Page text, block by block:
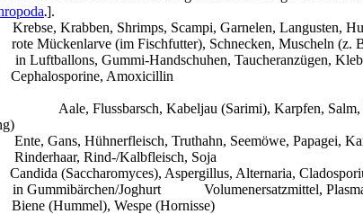
.].
Krebse, Krabben, Shrimps, Scampi, Garnelen, Langusten,
rote Mückenlarve (im Fischfutter), Schnecken, Muscheln (z.
in Luftballons, Gummi-Handschuhen, Taucheranzügen,
Cephalosporine, Amoxicillin
Aale, Flussbarsch, Kabeljau (Sarimi), Karpfen, Salm,
Ente, Gans, Hühnerfleisch, Truthahn, Seemöwe, Papagei,
Rinderhaar, Rind-/Kalbfleisch, Soja
Candida (Saccharomyces), Aspergillus, Alternaria,
in Gummibärchen/Joghurt Volumenersatzmittel,
Biene (Hummel), Wespe (Hornisse)